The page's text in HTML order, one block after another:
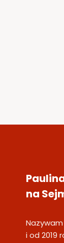
na
i od 2019